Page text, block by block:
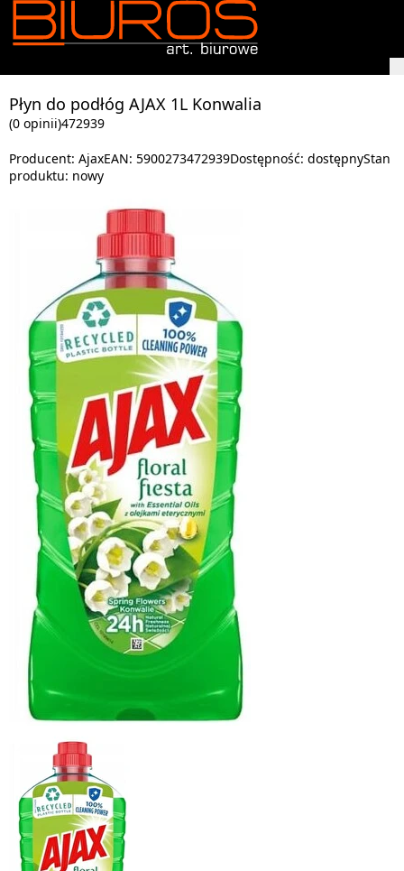
Płyn do podłóg AJAX 1L Konwalia
(0 opinii)472939
Producent: AjaxEAN: 5900273472939Dostępność: dostępnyStan
produktu: nowy